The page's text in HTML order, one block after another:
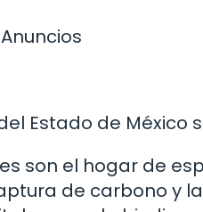
Anuncios
Estado de México
son el hogar de
de carbono y